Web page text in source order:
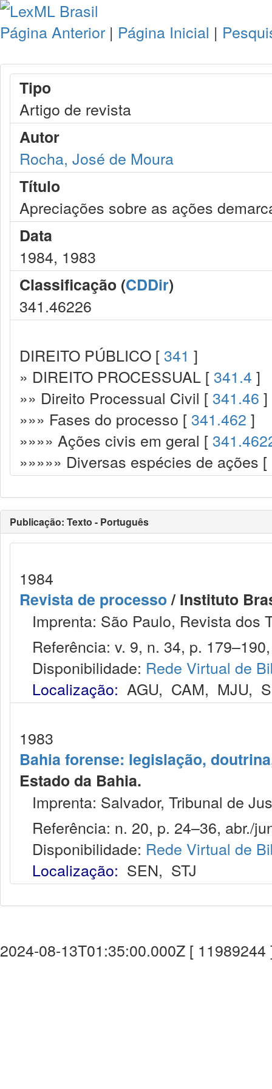
Página Anterior | Página Inicial |
Tipo
Artigo de revista
Autor
Rocha, José de Moura
Título
Apreciações sobre as ações
Data
1984, 1983
Classificação (CDDir)
341.46226
DIREITO PÚBLICO [ 341 ]
» DIREITO PROCESSUAL [ 341.4 ]
»» Direito Processual Civil [ 341.46 ]
»»» Fases do processo [ 341.462 ]
»»»» Ações civis em geral [
»»»»» Diversas espécies de ações [
Publicação: Texto - Português
1984
Revista de processo/ Instituto
Imprenta: São Paulo, Revista dos
Referência: v. 9, n. 34, p.
Disponibilidade: Rede Virtual de
Localização: AGU, CAM, MJU,
1983
Bahia forense: legislação,
Estado da Bahia.
Imprenta: Salvador, Tribunal de
Referência: n. 20, p. 24–36, abr./
Disponibilidade: Rede Virtual de
Localização: SEN, STJ
2024-08-13T01:35:00.000Z [ 11989244